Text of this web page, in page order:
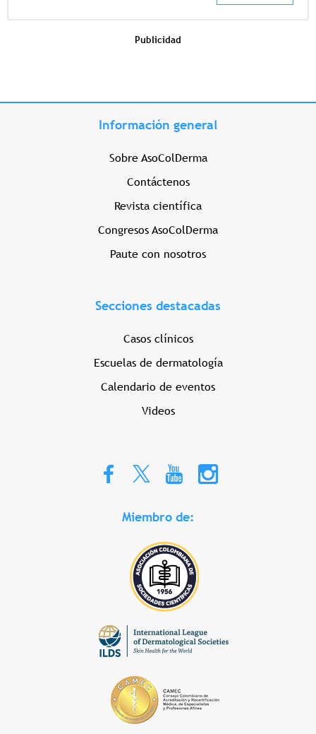
Publicidad
Información general
Sobre AsoColDerma
Contáctenos
Revista científica
Congresos AsoColDerma
Paute con nosotros
Secciones destacadas
Casos clínicos
Escuelas de dermatología
Calendario de eventos
Videos
Miembro de: